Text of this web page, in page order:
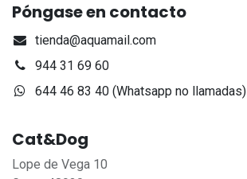
Póngase en contacto
tienda@aquamail.com
944 31 69 60
644 46 83 40 (Whatsapp no llamadas)
Cat&Dog
Lope de Vega 10